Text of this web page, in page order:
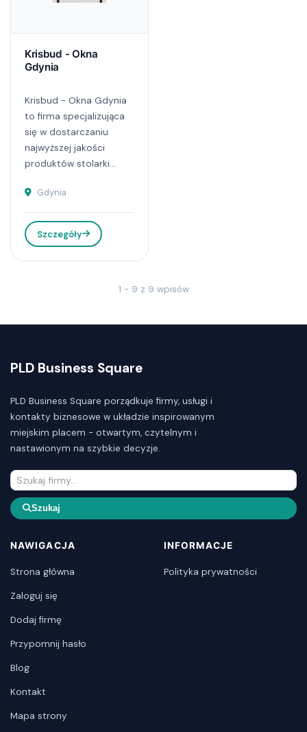
Krisbud - Okna
Gdynia
Krisbud - Okna Gdynia
to firma specjalizująca
się w dostarczaniu
najwyższej jakości
produktów stolarki...
Gdynia
Szczegóły
1 - 9 z 9 wpisów
PLD Business Square
PLD Business Square porządkuje firmy, usługi i
kontakty biznesowe w układzie inspirowanym
miejskim placem - otwartym, czytelnym i
nastawionym na szybkie decyzje.
Szukaj
NAWIGACJA
Strona główna
Zaloguj się
Dodaj firmę
Przypomnij hasło
Blog
Kontakt
Mapa strony
INFORMACJE
Polityka prywatności